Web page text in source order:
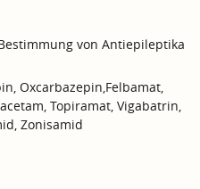
von Antiepileptika
Oxcarbazepin,Felbamat,
Topiramat, Vigabatrin,
Zonisamid